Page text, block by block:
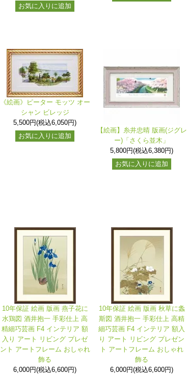
お気に入りに追加
《絵画》ピーター モッツ オー
シャン ビレッジ
5,500円(税込6,050円)
お気に入りに追加
【絵画】糸井忠晴 版画(ジグレ
ー)「さくら並木」
5,800円(税込6,380円)
お気に入りに追加
10年保証 絵画 版画 燕子花に
水鶏図 酒井抱一 手彩仕上 高
精細巧芸画 F4 インテリア 額
入り アート リビング プレゼ
ント アートフレーム おしゃれ
飾る
6,000円(税込6,600円)
10年保証 絵画 版画 秋草に螽
斯図 酒井抱一 手彩仕上 高精
細巧芸画 F4 インテリア 額入
り アート リビング プレゼン
ト アートフレーム おしゃれ
飾る
6,000円(税込6,600円)